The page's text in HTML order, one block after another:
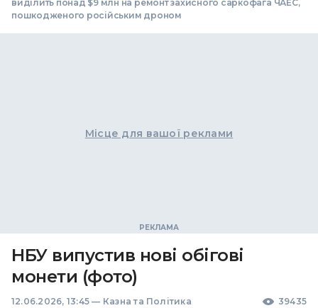
виділить понад $9 млн на ремонт захисного саркофага ЧАЕС,
пошкодженого російським дроном
Місце для вашої реклами
НБУ випустив нові обігові
монети (фото)
12.06.2026, 13:45 — Казна та Політика 39435